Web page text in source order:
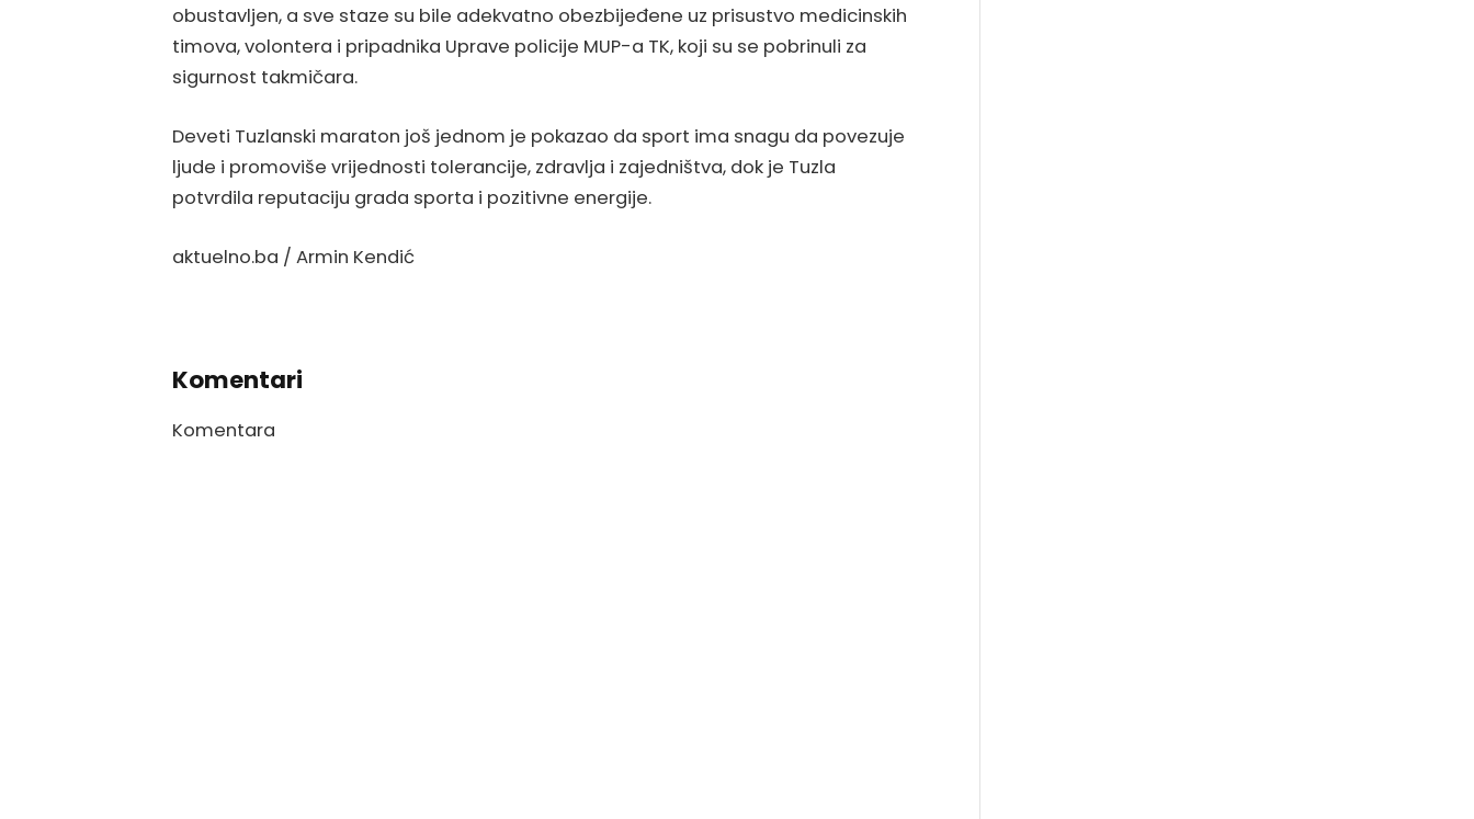
obustavljen, a sve staze su bile adekvatno obezbijeđene uz prisustvo medicinskih
timova, volontera i pripadnika Uprave policije MUP-a TK, koji su se pobrinuli za
sigurnost takmičara.
Deveti Tuzlanski maraton još jednom je pokazao da sport ima snagu da povezuje
ljude i promoviše vrijednosti tolerancije, zdravlja i zajedništva, dok je Tuzla
potvrdila reputaciju grada sporta i pozitivne energije.
aktuelno.ba / Armin Kendić
Komentari
Komentara